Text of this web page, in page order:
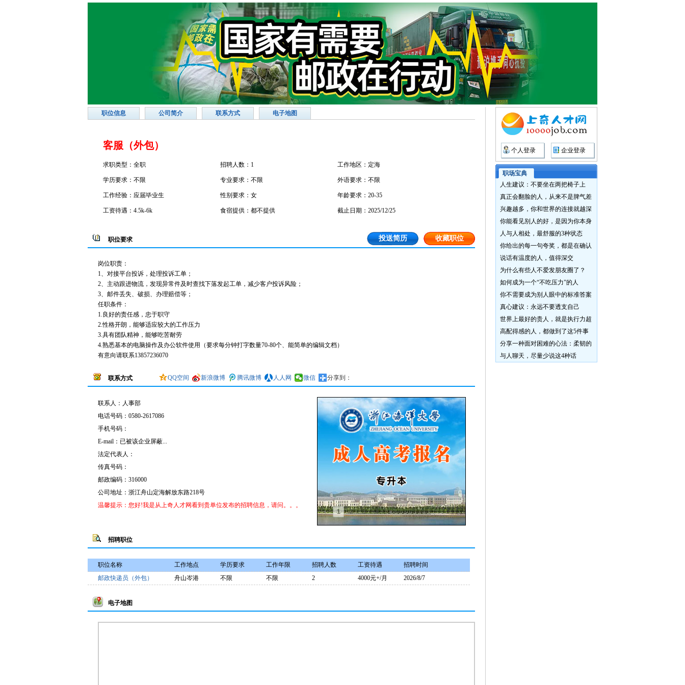
职位信息 公司简介 联系方式 电子地图
客服（外包）
求职类型：全职 招聘人数：1 工作地区：定海
学历要求：不限 专业要求：不限 外语要求：不限
工作经验：应届毕业生 性别要求：女 年龄要求：20-35
工资待遇：4.5k-6k 食宿提供：都不提供 截止日期：2025/12/25
职位要求 收藏职位
投送简历
岗位职责：
1、对接平台投诉，处理投诉工单；
2、主动跟进物流，发现异常件及时查找下落发起工单，减少客户投诉风险；
3、邮件丢失、破损、办理赔偿等；
任职条件：
1.良好的责任感，忠于职守
2.性格开朗，能够适应较大的工作压力
3.具有团队精神，能够吃苦耐劳
4.熟悉基本的电脑操作及办公软件使用（要求每分钟打字数量70-80个、能简单的编辑文档）
有意向请联系13857236070
联系方式 QQ空间 新浪微博 腾讯微博 人人网 微信 分享到：
1 2 3 4
联系人： 人事部
电话号码： 0580-2617086
手机号码：
E-mail： 已被该企业屏蔽...
法定代表人：
传真号码：
邮政编码：316000
公司地址： 浙江舟山定海解放东路218号
温馨提示：您好!我是从上奇人才网看到贵单位发布的招聘信息，请问。。。
招聘职位
职位名称 工作地点 学历要求 工作年限 招聘人数 工资待遇
招聘时间
邮政快递员（外包）
舟山岑港 不限 不限 2 4000元+/月 2026/8/7
电子地图
个人登录 企业登录
职场宝典
人生建议：不要坐在两把椅子上
真正会翻脸的人，从来不是脾气差
兴趣越多，你和世界的连接就越深
你能看见别人的好，是因为你本身
人与人相处，最舒服的3种状态
你给出的每一句夸奖，都是在确认
说话有温度的人，值得深交
为什么有些人不爱发朋友圈了？
如何成为一个“不吃压力”的人
你不需要成为别人眼中的标准答案
真心建议：永远不要透支自己
世界上最好的贵人，就是执行力超
高配得感的人，都做到了这5件事
分享一种面对困难的心法：柔韧的
与人聊天，尽量少说这4种话